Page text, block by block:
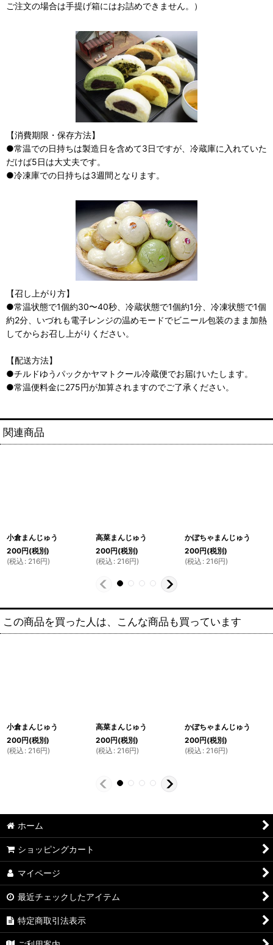
ご注文の場合は手提げ箱にはお詰めできません。）
【消費期限・保存方法】
●常温での日持ちは製造日を含めて3日ですが、冷蔵庫に入れていた
だけば5日は大丈夫です。
●冷凍庫での日持ちは3週間となります。
【召し上がり方】
●常温状態で1個約30〜40秒、冷蔵状態で1個約1分、冷凍状態で1個
約2分、いづれも電子レンジの温めモードでビニール包装のまま加熱
してからお召し上がりください。
【配送方法】
●チルドゆうパックかヤマトクール冷蔵便でお届けいたします。
●常温便料金に275円が加算されますのでご了承ください。
関連商品
小倉まんじゅう
200円(税別)
(税込 : 216円)
高菜まんじゅう
200円(税別)
(税込 : 216円)
かぼちゃまんじゅう
200円(税別)
(税込 : 216円)
この商品を買った人は、こんな商品も買っています
小倉まんじゅう
200円(税別)
(税込 : 216円)
高菜まんじゅう
200円(税別)
(税込 : 216円)
かぼちゃまんじゅう
200円(税別)
(税込 : 216円)
ホーム
ショッピングカート
マイページ
最近チェックしたアイテム
特定商取引法表示